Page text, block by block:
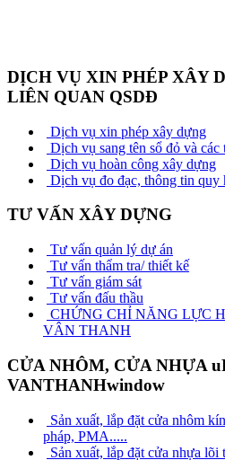
DỊCH VỤ XIN PHÉP XÂY
LIÊN QUAN QSDĐ
Dịch vụ xin phép xây dựng
Dịch vụ sang tên sổ đỏ và các
Dịch vụ hoàn công xây dựng
Dịch vụ đo đạc, thông tin
TƯ VẤN XÂY DỰNG
Tư vấn quản lý dự án
Tư vấn thẩm tra/ thiết kế
Tư vấn giám sát
Tư vấn đấu thầu
CHỨNG CHỈ NĂNG LỰC
VÂN THANH
CỬA NHÔM, CỬA NHỰA
VANTHANHwindow
Sản xuất, lắp đặt cửa nhôm
pháp, PMA.....
Sản xuất, lắp đặt cửa nhựa